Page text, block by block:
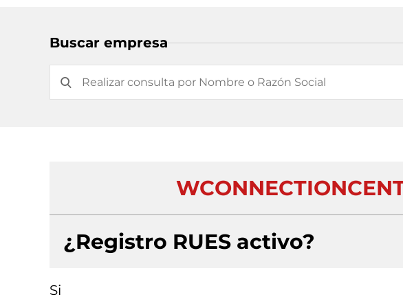
Buscar empresa
¿Registro RUES activo?
Si